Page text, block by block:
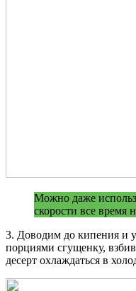
Можно даже
скорости все время
3. Доводим до кипения и
порциями сгущенку,
десерт охлаждаться в